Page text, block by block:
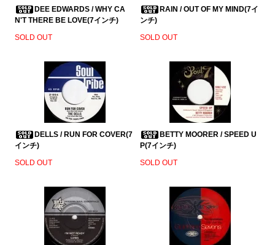
DEE EDWARDS / WHY CA
N'T THERE BE LOVE(7インチ)
SOLD OUT
RAIN / OUT OF MY MIND(7イ
ンチ)
SOLD OUT
DELLS / RUN FOR COVER(7
インチ)
SOLD OUT
BETTY MOORER / SPEED U
P(7インチ)
SOLD OUT